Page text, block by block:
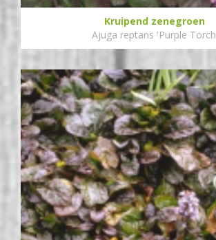
Kruipend zenegroen
Ajuga reptans 'Purple